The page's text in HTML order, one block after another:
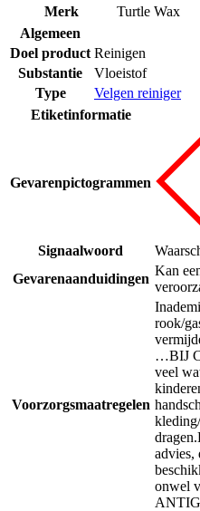
Merk
Turtle Wax
Algemeen
Doel product Reinigen
Substantie
Vloeistof
Type
Velgen reiniger
Etiketinformatie
Gevarenpictogrammen
Signaalwoord
Gevarenaanduidingen
Kan
Voorzorgsmaatregelen
rook/
…BIJ
veel
dragen.
advies,
onwel